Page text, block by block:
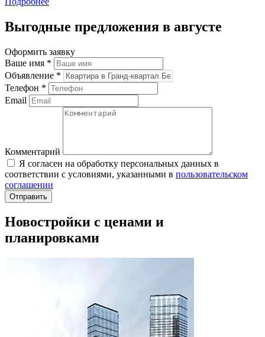
Выгодные предложения в августе
Оформить заявку
Ваше имя *
Объявление *
Телефон *
Email
Комментарий
Я согласен на обработку персональных данных в
соответствии с условиями, указанными в пользовательском
соглашении
Новостройки с ценами и
планировками